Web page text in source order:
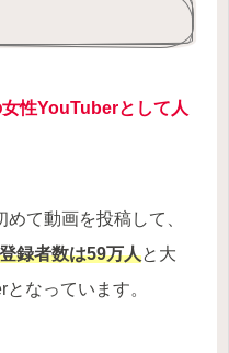
性YouTuberとして人
て動画を投稿して、
録者数は59万人と大
なっています。